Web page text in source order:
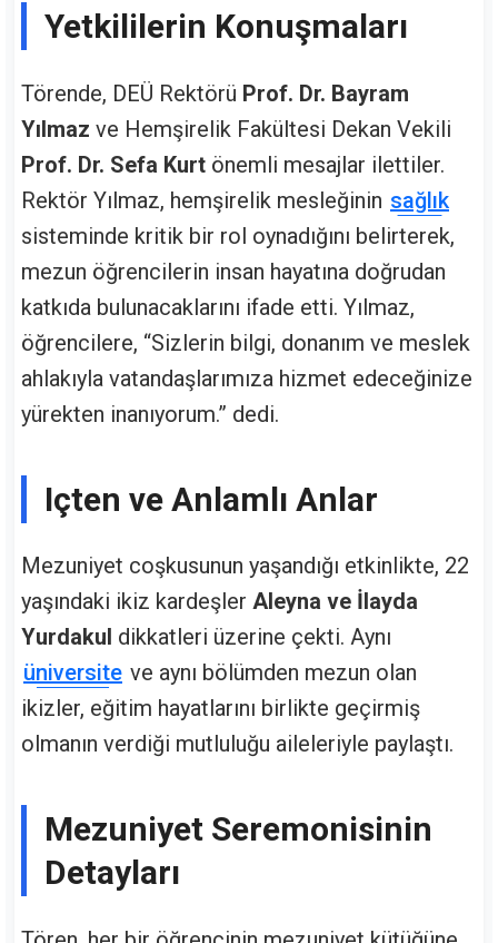
Yetkililerin Konuşmaları
Törende, DEÜ Rektörü Prof. Dr. Bayram
Yılmaz ve Hemşirelik Fakültesi Dekan Vekili
Prof. Dr. Sefa Kurt önemli mesajlar ilettiler.
Rektör Yılmaz, hemşirelik mesleğinin sağlık
sisteminde kritik bir rol oynadığını belirterek,
mezun öğrencilerin insan hayatına doğrudan
katkıda bulunacaklarını ifade etti. Yılmaz,
öğrencilere, “Sizlerin bilgi, donanım ve meslek
ahlakıyla vatandaşlarımıza hizmet edeceğinize
yürekten inanıyorum.” dedi.
Içten ve Anlamlı Anlar
Mezuniyet coşkusunun yaşandığı etkinlikte, 22
yaşındaki ikiz kardeşler Aleyna ve İlayda
Yurdakul dikkatleri üzerine çekti. Aynı
üniversite ve aynı bölümden mezun olan
ikizler, eğitim hayatlarını birlikte geçirmiş
olmanın verdiği mutluluğu aileleriyle paylaştı.
Mezuniyet Seremonisinin
Detayları